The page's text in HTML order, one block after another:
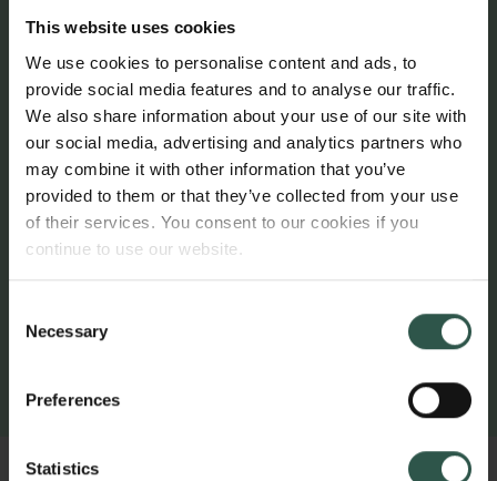
This website uses cookies
We use cookies to personalise content and ads, to
provide social media features and to analyse our traffic.
We also share information about your use of our site with
our social media, advertising and analytics partners who
may combine it with other information that you’ve
provided to them or that they’ve collected from your use
of their services. You consent to our cookies if you
continue to use our website.
Selection
Necessary
Preferences
Statistics
00.00 15